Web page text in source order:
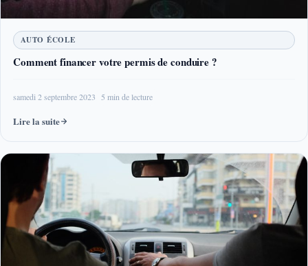
AUTO ÉCOLE
Comment financer votre permis de conduire ?
samedi 2 septembre 2023 5 min de lecture
Lire la suite